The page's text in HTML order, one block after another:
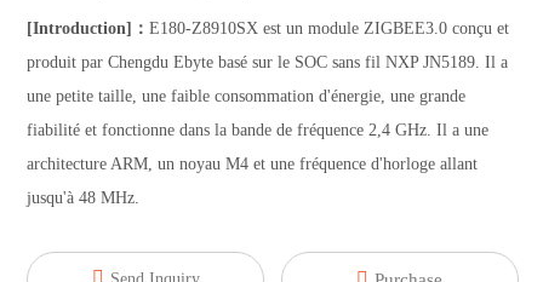
[Introduction]：E180-Z8910SX est un module ZIGBEE3.0 conçu et
produit par Chengdu Ebyte basé sur le SOC sans fil NXP JN5189. Il a
une petite taille, une faible consommation d'énergie, une grande
fiabilité et fonctionne dans la bande de fréquence 2,4 GHz. Il a une
architecture ARM, un noyau M4 et une fréquence d'horloge allant
jusqu'à 48 MHz.
